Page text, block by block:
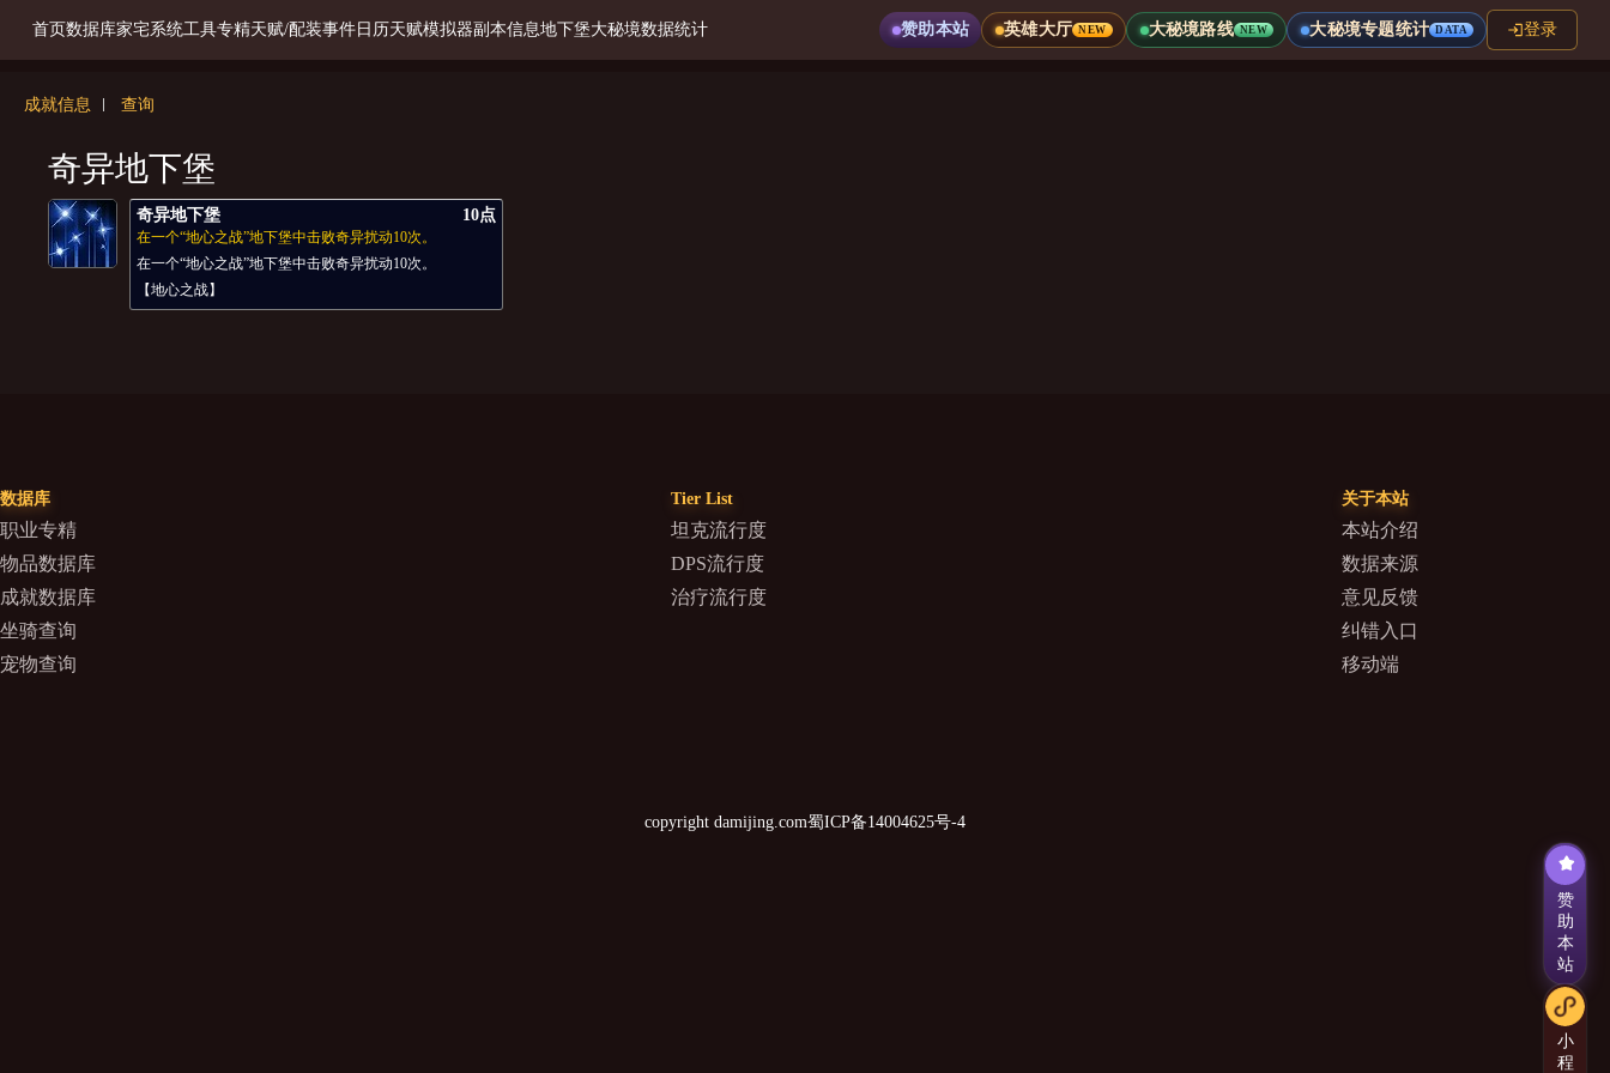
首页数据库家宅系统工具专精天赋/配装事件日历天赋模拟器副本信息地下堡大秘境数据统计 赞助本站 英雄大厅 NEW 大秘境路线 NEW 大秘境专题统计 DATA 登录
成就信息 查询
奇异地下堡
奇异地下堡 10点
在一个“地心之战”地下堡中击败奇异扰动10次。
在一个“地心之战”地下堡中击败奇异扰动10次。
【地心之战】
数据库
职业专精
物品数据库
成就数据库
坐骑查询
宠物查询
Tier List
坦克流行度
DPS流行度
治疗流行度
关于本站
本站介绍
数据来源
意见反馈
纠错入口
移动端
copyright damijing.com蜀ICP备14004625号-4
赞
助
本
站
小
程